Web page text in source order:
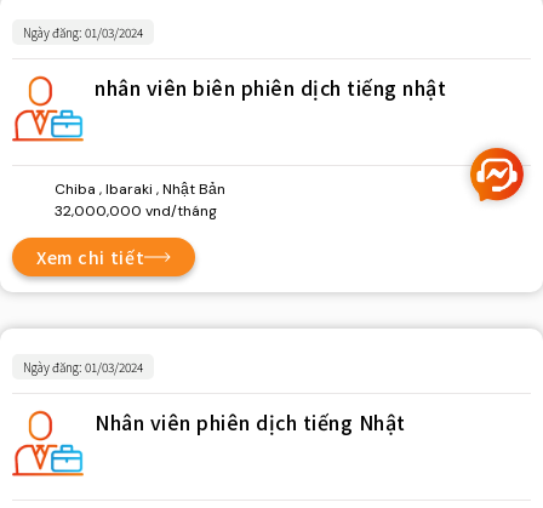
nhân viên biên phiên dịch tiếng nhật
Chiba , Ibaraki , Nhật Bản
32,000,000 vnd/tháng
Ngày đăng: 01/03/2024
Xem chi tiết
Nhân viên phiên dịch tiếng Nhật
Ngày đăng: 01/03/2024